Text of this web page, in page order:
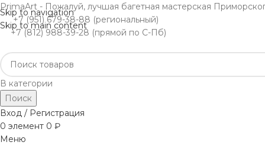
Skip to navigation
Skip to main content
PrimaArt - Пожалуй, лучшая багетная мастерская
+7 (951) 679-38-88 (региональный)
+7 (812) 988-39-28 (прямой по С-Пб)
В категории
Поиск
Вход / Регистрация
0 элемент 0 ₽
Меню